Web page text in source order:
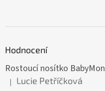
Hodnocení
Hodnocení produktu je 5 z 5
| Lucie Petříčková